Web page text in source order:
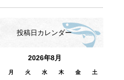
投稿日カレンダー
2026年8月
月 火 水 木 金 土